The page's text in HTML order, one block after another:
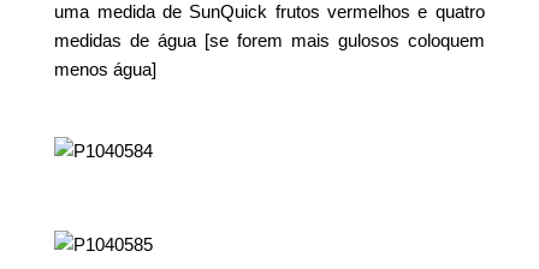
uma medida de SunQuick frutos vermelhos e quatro
medidas de água [se forem mais gulosos coloquem
menos água]